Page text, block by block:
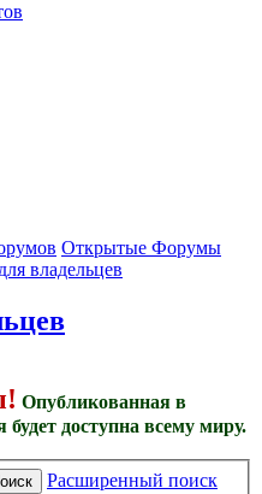
Открытые Форумы
владельцев
Опубликованная в
доступна всему миру.
Расширенный поиск